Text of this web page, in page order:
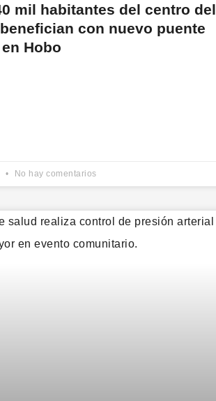
mil habitantes del centro del
con nuevo puente
Hobo
No hay comentarios